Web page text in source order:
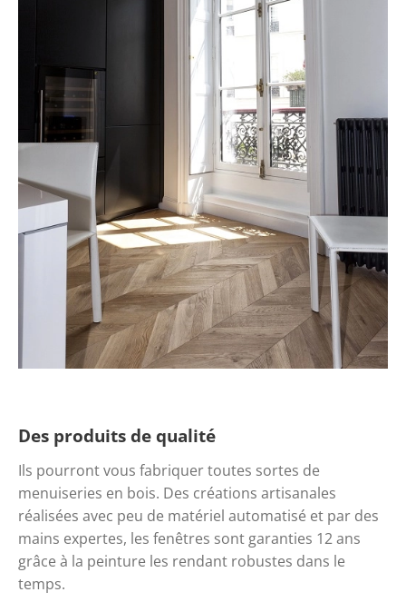
Des produits de qualité
Ils pourront vous fabriquer toutes sortes de
menuiseries en bois. Des créations artisanales
réalisées avec peu de matériel automatisé et par des
mains expertes, les fenêtres sont garanties 12 ans
grâce à la peinture les rendant robustes dans le
temps.